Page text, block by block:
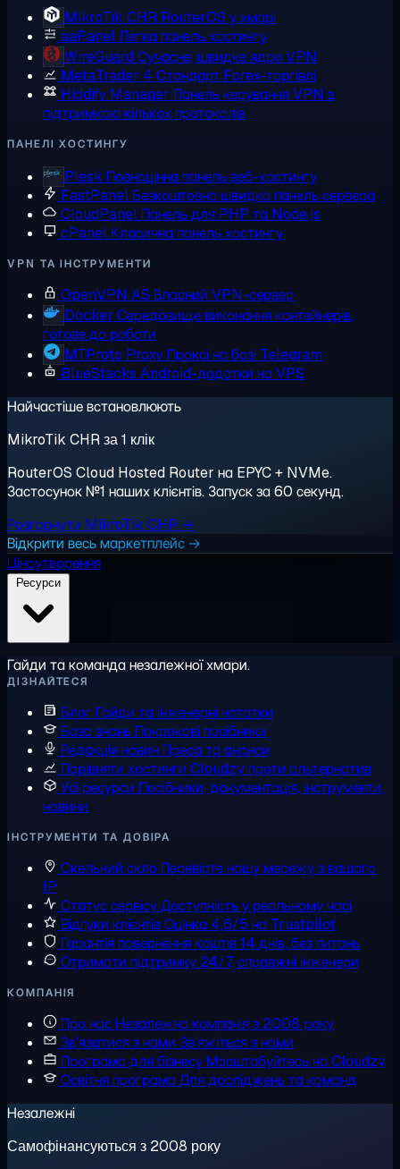
MikroTik CHR RouterOS у хмарі
aaPanelЛегка панель хостингу
WireGuard Сучасне, швидке ядро VPN
MetaTrader 4 Стандарт Forex-торгівлі
Hiddify Manager Панель керування VPN з
підтримкою кількох протоколів
ПАНЕЛІ ХОСТИНГУ
Plesk Повноцінна панель веб-хостингу
FastPanelБезкоштовна швидка панель сервера
CloudPanel Панель для PHP та Node.js
cPanelКласична панель хостингу
VPN ТА ІНСТРУМЕНТИ
OpenVPN AS Власний VPN-сервер
Docker Середовище виконання контейнерів,
готове до роботи
MTProto Proxy Проксі на базі Telegram
BlueStacks Android-додатки на VPS
Найчастіше встановлюють
MikroTik CHR за 1 клік
RouterOS Cloud Hosted Router на EPYC + NVMe.
Застосунок №1 наших клієнтів. Запуск за 60 секунд.
Розгорнути MikroTik CHR →
Відкрити весь маркетплейс →
Ціноутворення
Гайди та команда незалежної хмари.
ДІЗНАЙТЕСЯ
Блог Гайди та інженерні нотатки
База знань Покрокові посібники
Редакція новин Преса та анонси
Порівняти хостинги Cloudzy проти альтернатив
Усі ресурси Посібники, документація, інструменти,
новини
ІНСТРУМЕНТИ ТА ДОВІРА
Скельний скло Перевірте нашу мережу з вашого
IP
Статус сервісуДоступність у реальному часі
Відгуки клієнтівОцінка 4,6/5 на Trustpilot
Гарантія повернення коштів14 днів, без питань
Отримати підтримку 24/7, справжні інженери
КОМПАНІЯ
Про насНезалежна компанія з 2008 року
Зв'язатися з нами Зв'яжіться з нами
Програма для бізнесуМасштабуйтесь на Cloudzy
Освітня програмаДля досліджень та команд
Незалежні
Самофінансуються з 2008 року